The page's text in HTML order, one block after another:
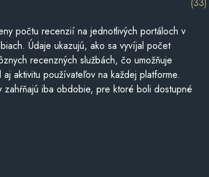
počtu recenzií na jednotlivých portáloch v
Údaje ukazujú, ako sa vyvíjal počet
recenzných službách, čo umožňuje
aktivitu používateľov na každej platforme.
zahŕňajú iba obdobie, pre ktoré boli dostupné